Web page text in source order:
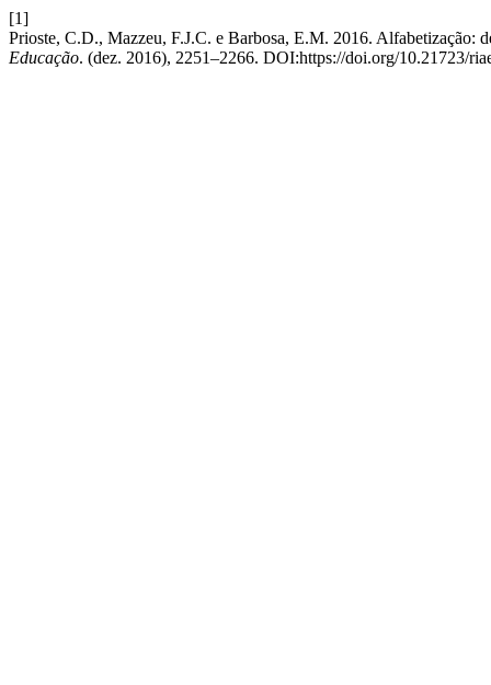
[1]
Prioste, C.D., Mazzeu, F.J.C. e Barbosa, E.M. 2016. Alfabetização:
Educação. (dez. 2016), 2251–2266. DOI:https://doi.org/10.21723/